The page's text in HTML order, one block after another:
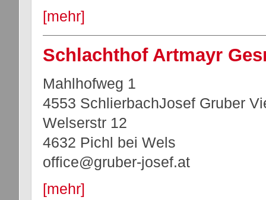
[mehr]
Schlachthof Artmayr
Mahlhofweg 1
4553 SchlierbachJosef Gruber
Welserstr 12
4632 Pichl bei Wels
office@gruber-josef.at
[mehr]